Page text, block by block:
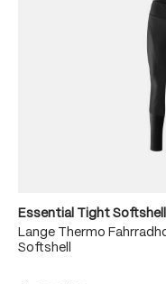
Essential Tight
Lange Thermo
Softshell